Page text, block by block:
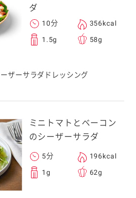
ダ
10分 356kcal
1.5g 58g
ザーサラダドレッシング
ミニトマトとベーコン
のシーザーサラダ
5分 196kcal
1g 62g